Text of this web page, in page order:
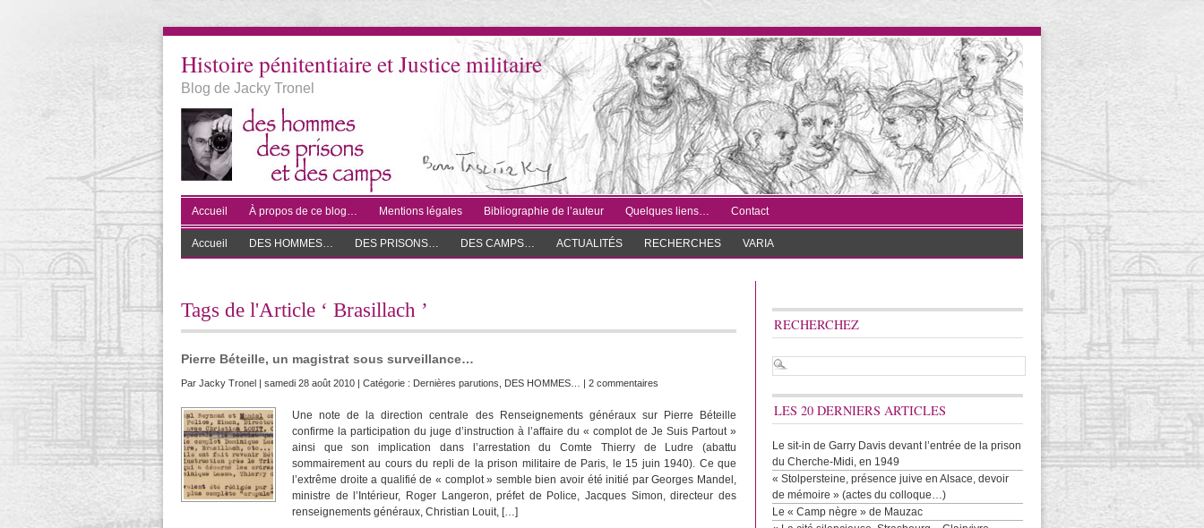
Histoire pénitentiaire et Justice militaire
Blog de Jacky Tronel
Accueil À propos de ce blog… Mentions légales Bibliographie de l’auteur Quelques liens… Contact
Accueil DES HOMMES… DES PRISONS… DES CAMPS… ACTUALITÉS RECHERCHES VARIA
Tags de l'Article ‘ Brasillach ’
Pierre Béteille, un magistrat sous surveillance…
Par Jacky Tronel | samedi 28 août 2010 | Catégorie : Dernières parutions DES HOMMES… | 2 commentaires
Une note de la direction centrale des Renseignements généraux sur Pierre Béteille
confirme la participation du juge d’instruction à l’affaire du « complot de Je Suis Partout »
ainsi que son implication dans l’arrestation du Comte Thierry de Ludre (abattu
sommairement au cours du repli de la prison militaire de Paris, le 15 juin 1940). Ce que
l’extrême droite a qualifié de « complot » semble bien avoir été initié par Georges Mandel,
ministre de l’Intérieur, Roger Langeron, préfet de Police, Jacques Simon, directeur des
renseignements généraux, Christian Louit, […]
RECHERCHEZ
LES 20 DERNIERS ARTICLES
Le sit-in de Garry Davis devant l’entrée de la prison
du Cherche-Midi, en 1949
« Stolpersteine, présence juive en Alsace, devoir
de mémoire » (actes du colloque…)
Le « Camp nègre » de Mauzac